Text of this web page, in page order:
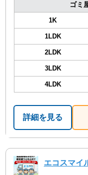
ゴミ
1K
1LDK
2LDK
3LDK
4LDK
詳細を見る
エコスマイ